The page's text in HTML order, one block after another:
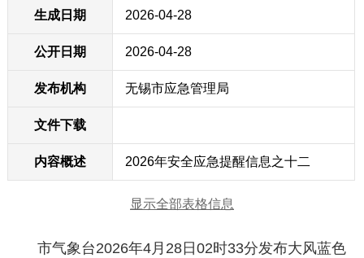
生成日期 2026-04-28
公开日期 2026-04-28
发布机构 无锡市应急管理局
文件下载
内容概述 2026年安全应急提醒信息之十二
显示全部表格信息
市气象台2026年4月28日02时33分发布大风蓝色